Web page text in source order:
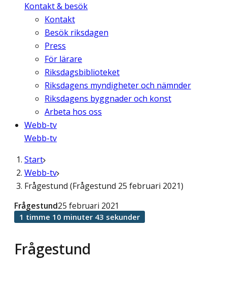
Kontakt & besök
Kontakt
Besök riksdagen
Press
För lärare
Riksdagsbiblioteket
Riksdagens myndigheter och nämnder
Riksdagens byggnader och konst
Arbeta hos oss
Webb-tv
Webb-tv
Start
Webb-tv
Frågestund (Frågestund 25 februari 2021)
Frågestund
Frågestund25 februari 2021
1 timme 10 minuter 43 sekunder